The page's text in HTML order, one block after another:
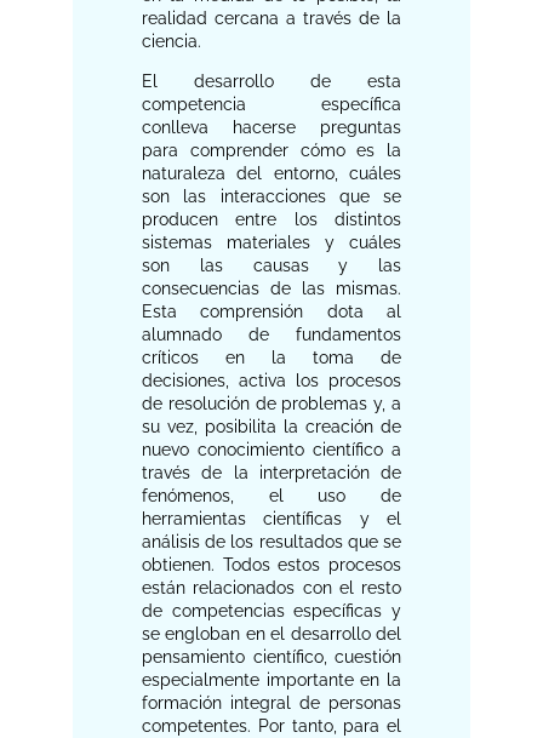
realidad cercana a través de la
ciencia.
El desarrollo de esta
competencia específica
conlleva hacerse preguntas
para comprender cómo es la
naturaleza del entorno, cuáles
son las interacciones que se
producen entre los distintos
sistemas materiales y cuáles
son las causas y las
consecuencias de las mismas.
Esta comprensión dota al
alumnado de fundamentos
críticos en la toma de
decisiones, activa los procesos
de resolución de problemas y, a
su vez, posibilita la creación de
nuevo conocimiento científico a
través de la interpretación de
fenómenos, el uso de
herramientas científicas y el
análisis de los resultados que se
obtienen. Todos estos procesos
están relacionados con el resto
de competencias específicas y
se engloban en el desarrollo del
pensamiento científico, cuestión
especialmente importante en la
formación integral de personas
competentes. Por tanto, para el